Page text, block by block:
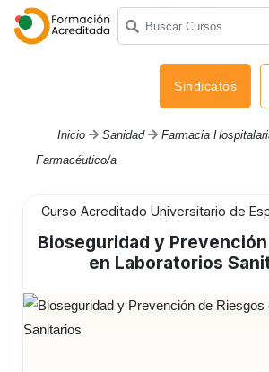
Sindicatos
Inicio Sanidad
Farmacia
Farmacéutico/a
Curso Acreditado Universitario de
Bioseguridad y
en Laboratorios